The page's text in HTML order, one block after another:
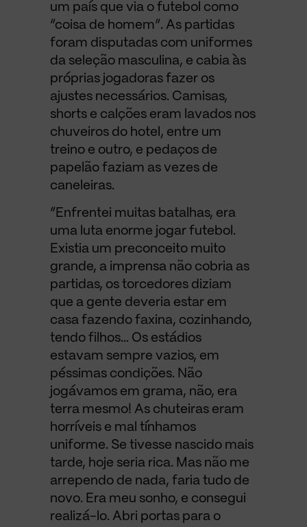
um país que via o futebol como
“coisa de homem”. As partidas
foram disputadas com uniformes
da seleção masculina, e cabia às
próprias jogadoras fazer os
ajustes necessários. Camisas,
shorts e calções eram lavados nos
chuveiros do hotel, entre um
treino e outro, e pedaços de
papelão faziam as vezes de
caneleiras.
“Enfrentei muitas batalhas, era
uma luta enorme jogar futebol.
Existia um preconceito muito
grande, a imprensa não cobria as
partidas, os torcedores diziam
que a gente deveria estar em
casa fazendo faxina, cozinhando,
tendo filhos… Os estádios
estavam sempre vazios, em
péssimas condições. Não
jogávamos em grama, não, era
terra mesmo! As chuteiras eram
horríveis e mal tínhamos
uniforme. Se tivesse nascido mais
tarde, hoje seria rica. Mas não me
arrependo de nada, faria tudo de
novo. Era meu sonho, e consegui
realizá-lo. Abri portas para o